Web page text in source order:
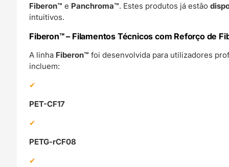
Fiberon™ e Panchroma™. Estes produtos já estão
intuitivos.
Fiberon™ – Filamentos Técnicos com Reforço de
A linha Fiberon™ foi desenvolvida para utilizadores
incluem:
PET-CF17
PETG-rCF08